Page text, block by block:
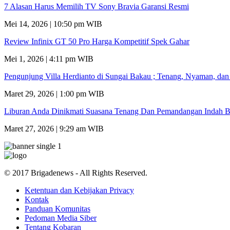
7 Alasan Harus Memilih TV Sony Bravia Garansi Resmi
Mei 14, 2026 | 10:50 pm WIB
Review Infinix GT 50 Pro Harga Kompetitif Spek Gahar
Mei 1, 2026 | 4:11 pm WIB
Pengunjung Villa Herdianto di Sungai Bakau ; Tenang, Nyaman,
Maret 29, 2026 | 1:00 pm WIB
Liburan Anda Dinikmati Suasana Tenang Dan Pemandangan
Maret 27, 2026 | 9:29 am WIB
© 2017 Brigadenews - All Rights Reserved.
Ketentuan dan Kebijakan Privacy
Kontak
Panduan Komunitas
Pedoman Media Siber
Tentang Kobaran